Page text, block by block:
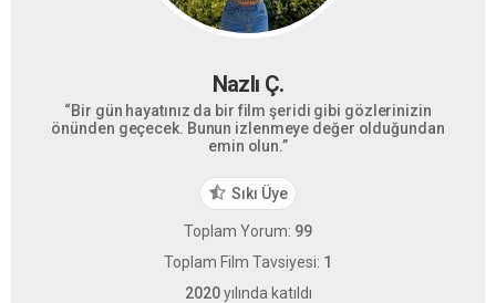
Nazlı Ç.
“Bir gün hayatınız da bir film şeridi gibi gözlerinizin
önünden geçecek. Bunun izlenmeye değer olduğundan
emin olun.”
Sıkı Üye
Toplam Yorum: 99
Toplam Film Tavsiyesi: 1
2020yılında katıldı